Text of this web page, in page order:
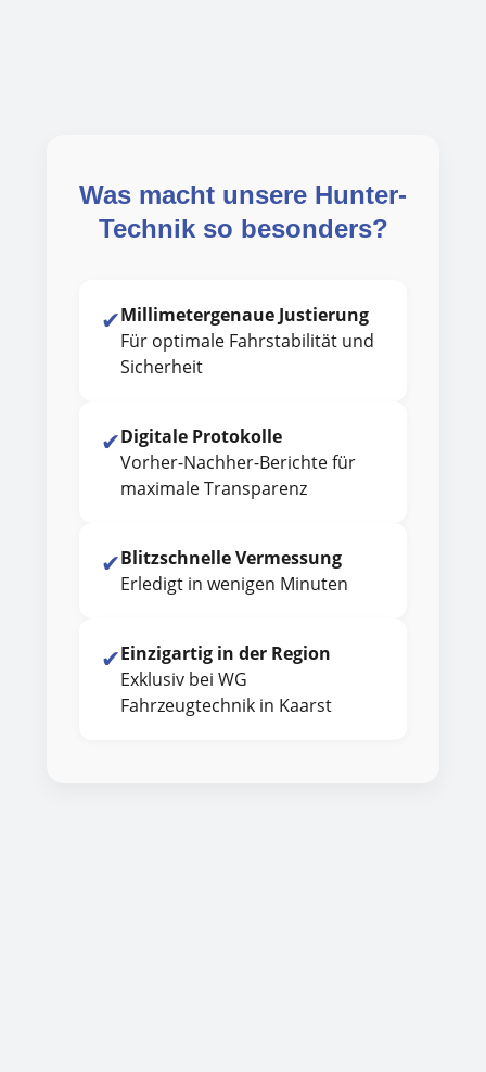
Was macht unsere Hunter-
Technik so besonders?
✔Millimetergenaue Justierung
Für optimale Fahrstabilität und
Sicherheit
✔Digitale Protokolle
Vorher-Nachher-Berichte für
maximale Transparenz
✔Blitzschnelle Vermessung
Erledigt in wenigen Minuten
✔Einzigartig in der Region
Exklusiv bei WG
Fahrzeugtechnik in Kaarst